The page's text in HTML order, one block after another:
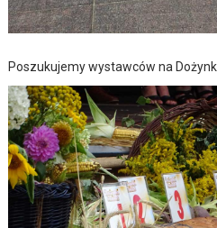
Poszukujemy wystawców na